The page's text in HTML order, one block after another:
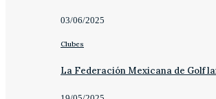
03/06/2025
Clubes
La Federación Mexicana de Golf